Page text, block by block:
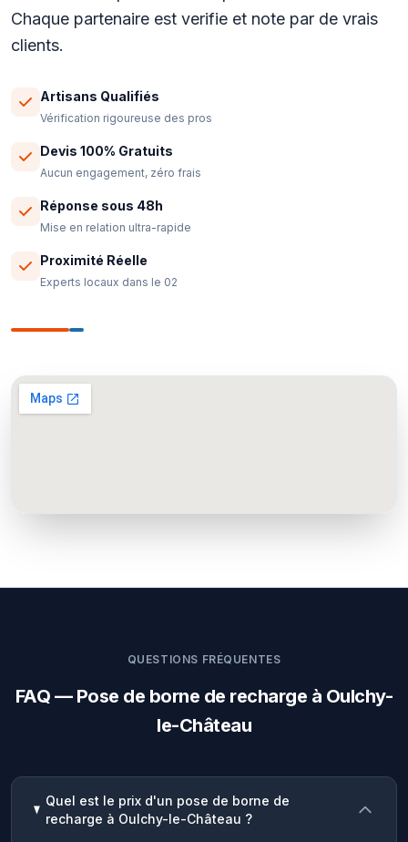
Chaque partenaire est verifie et note par de vrais
clients.
Artisans Qualifiés
Vérification rigoureuse des pros
Devis 100% Gratuits
Aucun engagement, zéro frais
Réponse sous 48h
Mise en relation ultra-rapide
Proximité Réelle
Experts locaux dans le 02
QUESTIONS FRÉQUENTES
FAQ — Pose de borne de recharge à Oulchy-
le-Château
Quel est le prix d'un pose de borne de
recharge à Oulchy-le-Château ?